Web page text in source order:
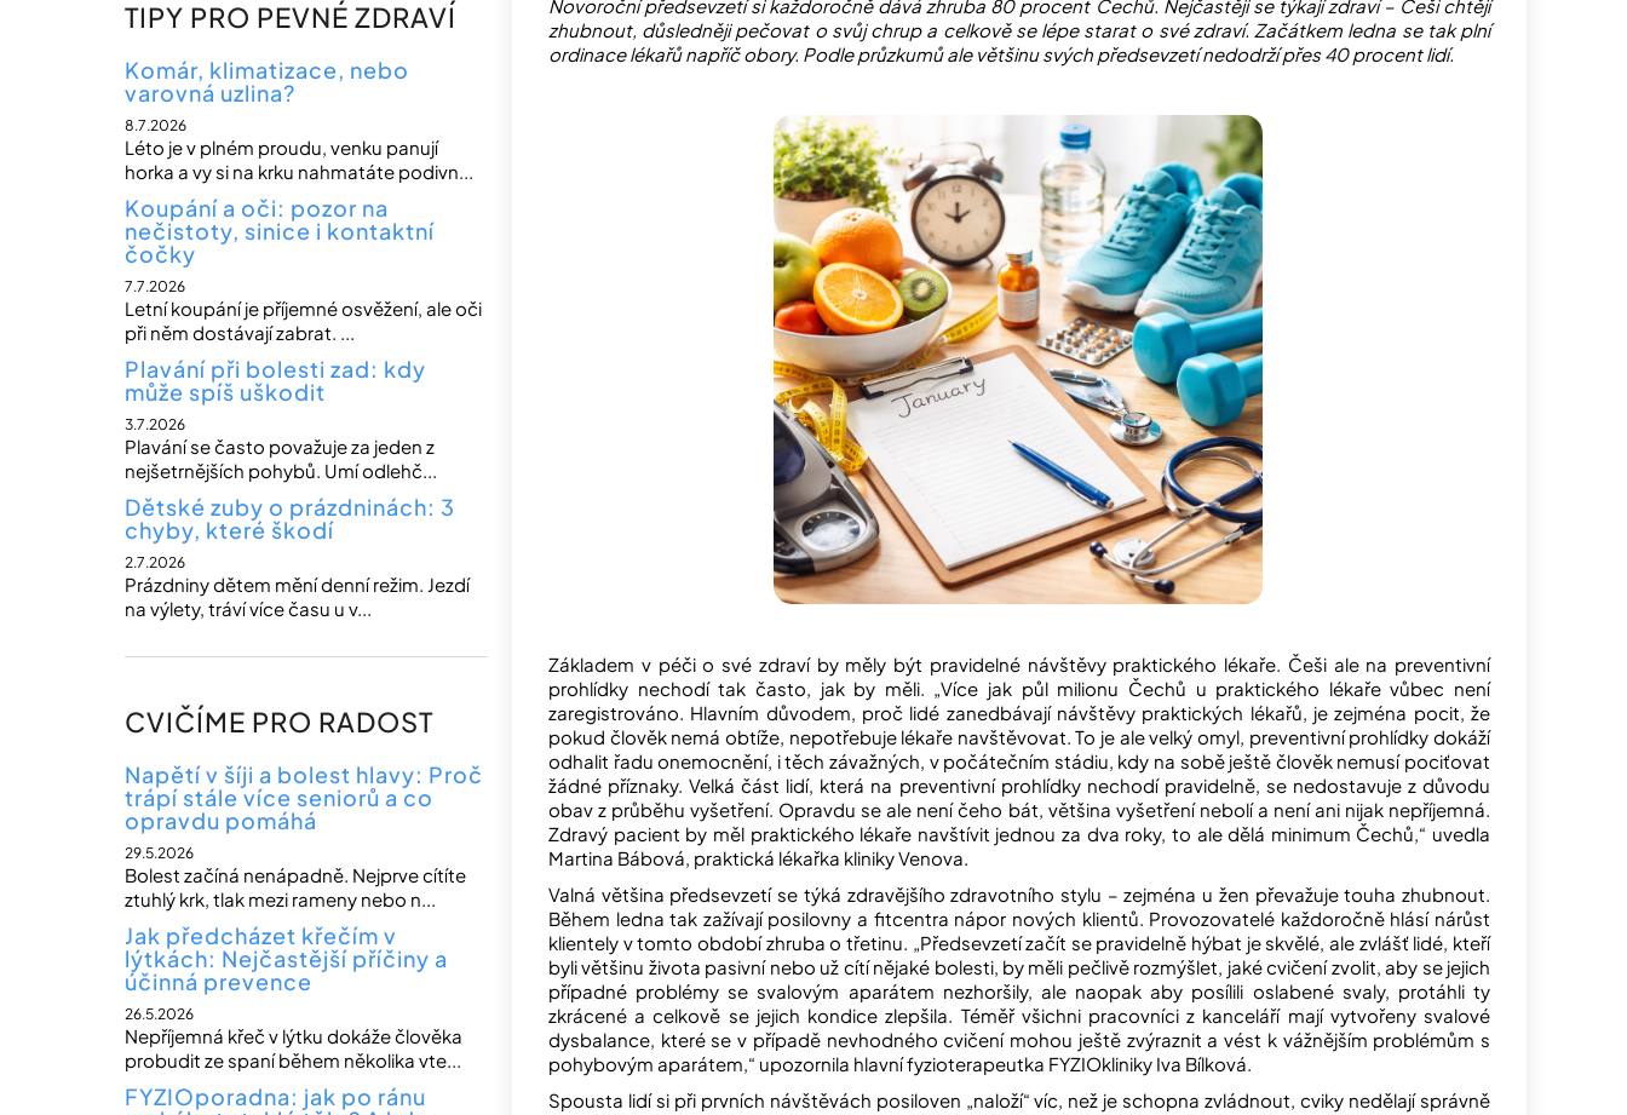
TIPY PRO PEVNÉ ZDRAVÍ
Komár, klimatizace, nebo
varovná uzlina?
8.7.2026
Léto je v plném proudu, venku panují
horka a vy si na krku nahmatáte podivn...
Koupání a oči: pozor na
nečistoty, sinice i kontaktní
čočky
7.7.2026
Letní koupání je příjemné osvěžení, ale oči
při něm dostávají zabrat. ...
Plavání při bolesti zad: kdy
může spíš uškodit
3.7.2026
Plavání se často považuje za jeden z
nejšetrnějších pohybů. Umí odlehč...
Dětské zuby o prázdninách: 3
chyby, které škodí
2.7.2026
Prázdniny dětem mění denní režim. Jezdí
na výlety, tráví více času u v...
CVIČÍME PRO RADOST
Napětí v šíji a bolest hlavy: Proč
trápí stále více seniorů a co
opravdu pomáhá
29.5.2026
Bolest začíná nenápadně. Nejprve cítíte
ztuhlý krk, tlak mezi rameny nebo n...
Jak předcházet křečím v
lýtkách: Nejčastější příčiny a
účinná prevence
26.5.2026
Nepříjemná křeč v lýtku dokáže člověka
probudit ze spaní během několika vte...
FYZIOporadna: jak po ránu
Novoroční předsevzetí si každoročně dává zhruba 80 procent Čechů. Nejčastěji se týkají zdraví – Češi chtějí
zhubnout, důsledněji pečovat o svůj chrup a celkově se lépe starat o své zdraví. Začátkem ledna se tak plní
ordinace lékařů napříč obory. Podle průzkumů ale většinu svých předsevzetí nedodrží přes 40 procent lidí.
Základem v péči o své zdraví by měly být pravidelné návštěvy praktického lékaře. Češi ale na preventivní
prohlídky nechodí tak často, jak by měli. „Více jak půl milionu Čechů u praktického lékaře vůbec není
zaregistrováno. Hlavním důvodem, proč lidé zanedbávají návštěvy praktických lékařů, je zejména pocit, že
pokud člověk nemá obtíže, nepotřebuje lékaře navštěvovat. To je ale velký omyl, preventivní prohlídky dokáží
odhalit řadu onemocnění, i těch závažných, v počátečním stádiu, kdy na sobě ještě člověk nemusí pociťovat
žádné příznaky. Velká část lidí, která na preventivní prohlídky nechodí pravidelně, se nedostavuje z důvodu
obav z průběhu vyšetření. Opravdu se ale není čeho bát, většina vyšetření nebolí a není ani nijak nepříjemná.
Zdravý pacient by měl praktického lékaře navštívit jednou za dva roky, to ale dělá minimum Čechů,“ uvedla
Martina Bábová, praktická lékařka kliniky Venova.
Valná většina předsevzetí se týká zdravějšího zdravotního stylu – zejména u žen převažuje touha zhubnout.
Během ledna tak zažívají posilovny a fitcentra nápor nových klientů. Provozovatelé každoročně hlásí nárůst
klientely v tomto období zhruba o třetinu. „Předsevzetí začít se pravidelně hýbat je skvělé, ale zvlášť lidé, kteří
byli většinu života pasivní nebo už cítí nějaké bolesti, by měli pečlivě rozmýšlet, jaké cvičení zvolit, aby se jejich
případné problémy se svalovým aparátem nezhoršily, ale naopak aby posílili oslabené svaly, protáhli ty
zkrácené a celkově se jejich kondice zlepšila. Téměř všichni pracovníci z kanceláří mají vytvořeny svalové
dysbalance, které se v případě nevhodného cvičení mohou ještě zvýraznit a vést k vážnějším problémům s
pohybovým aparátem,“ upozornila hlavní fyzioterapeutka FYZIOkliniky Iva Bílková.
Spousta lidí si při prvních návštěvách posiloven „naloží“ víc, než je schopna zvládnout, cviky nedělají správně